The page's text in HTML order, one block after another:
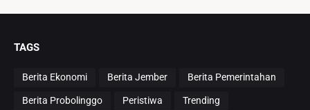
TAGS
Berita Ekonomi Berita Jember Berita Pemerintahan
Berita Probolinggo Peristiwa Trending